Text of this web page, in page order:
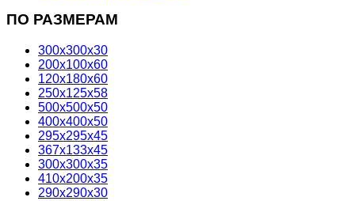
ПО РАЗМЕРАМ
300х300х30
200х100х60
120х180х60
250х125х58
500х500х50
400х400х50
295х295х45
367х133х45
300х300х35
410х200х35
290х290х30